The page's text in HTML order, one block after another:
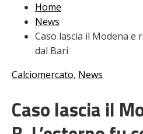
Giovanili
Le pagelle
Interviste
Focus
Calciomercato
Video
Home
News
Caso lascia il Modena e
dal Bari
Calciomercato, News
Caso lascia il